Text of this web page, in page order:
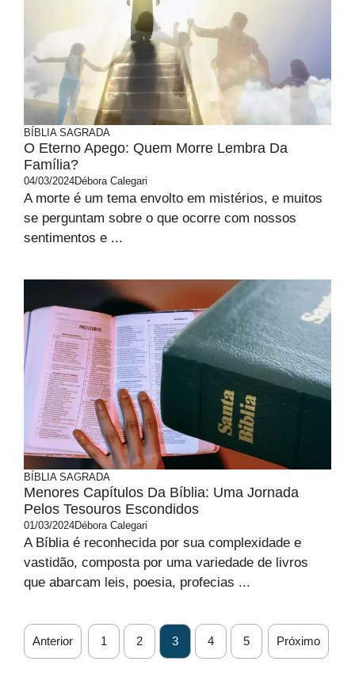
BÍBLIA SAGRADA
O Eterno Apego: Quem Morre Lembra Da
Família?
04/03/2024Débora Calegari
A morte é um tema envolto em mistérios, e muitos
se perguntam sobre o que ocorre com nossos
sentimentos e ...
BÍBLIA SAGRADA
Menores Capítulos Da Bíblia: Uma Jornada
Pelos Tesouros Escondidos
01/03/2024Débora Calegari
A Bíblia é reconhecida por sua complexidade e
vastidão, composta por uma variedade de livros
que abarcam leis, poesia, profecias ...
Anterior 1 2 3 4 5 Próximo